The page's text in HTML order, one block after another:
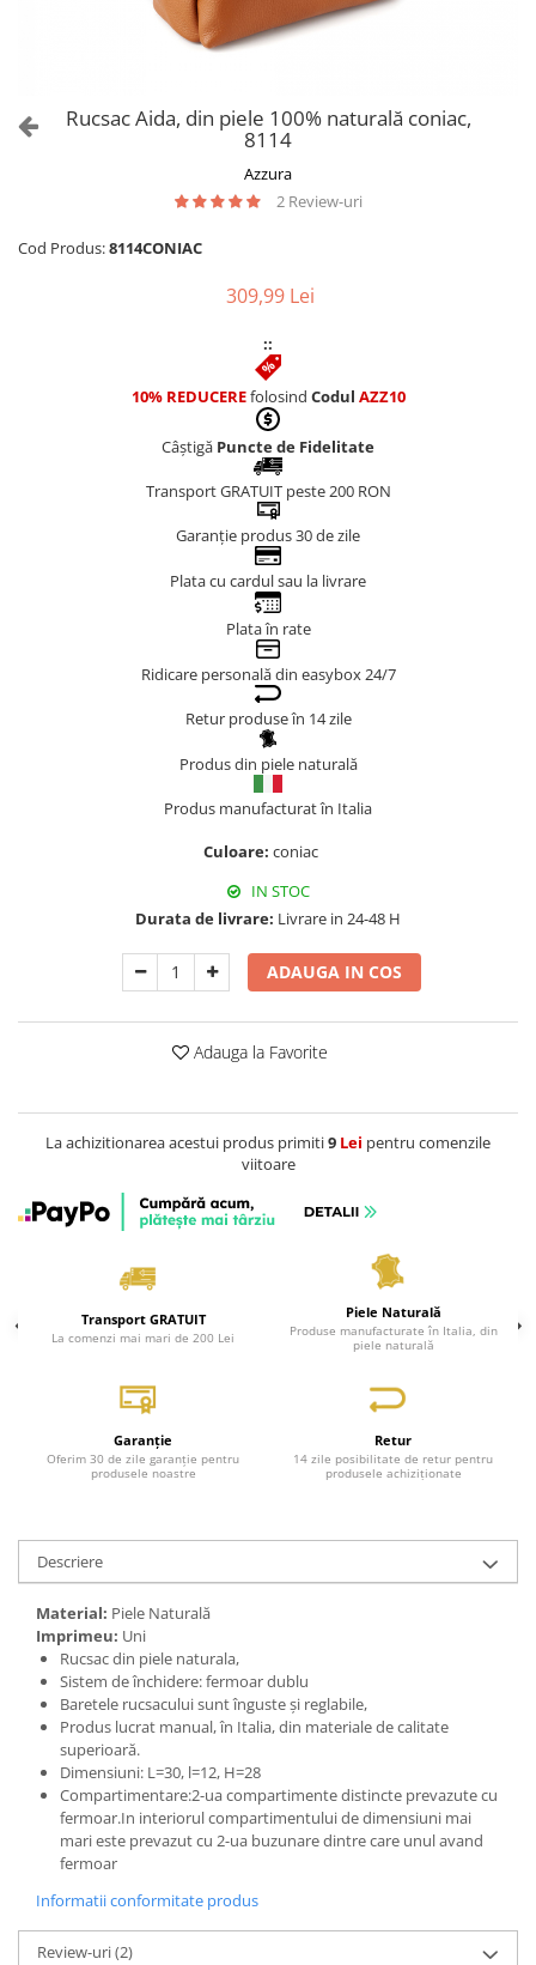
Genți Albe
Genți Bordo
Rucsac Aida, din piele 100% naturală coniac,
8114
Azzura
2 Review-uri
Cod Produs:8114CONIAC
309,99 Lei
::
10% REDUCEREfolosind Codul AZZ10
Câștigă Puncte de Fidelitate
Transport GRATUIT peste 200 RON
Garanție produs 30 de zile
Plata cu cardul sau la livrare
Plata în rate
Ridicare personală din easybox 24/7
Retur produse în 14 zile
Produs din piele naturală
Produs manufacturat în Italia
Culoare: coniac
IN STOC
Durata de livrare: Livrare in 24-48 H
ADAUGA IN COS
Adauga la Favorite
La achizitionarea acestui produs primiti9 Lei pentru comenzile
viitoare
Transport GRATUIT
La comenzi mai mari de 200 Lei
Piele Naturală
Produse manufacturate în Italia, din
piele naturală
Garanție
Oferim 30 de zile garanție pentru
produsele noastre
Retur
14 zile posibilitate de retur pentru
produsele achiziționate
Descriere
Material: Piele Naturală
Imprimeu: Uni
Rucsac din piele naturala,
Sistem de închidere: fermoar dublu
Baretele rucsacului sunt înguste și reglabile,
Produs lucrat manual, în Italia, din materiale de calitate
superioară.
Dimensiuni: L=30, l=12, H=28
Compartimentare:2-ua compartimente distincte prevazute cu
fermoar.In interiorul compartimentului de dimensiuni mai
mari este prevazut cu 2-ua buzunare dintre care unul avand
fermoar
Informatii conformitate produs
Review-uri(2)